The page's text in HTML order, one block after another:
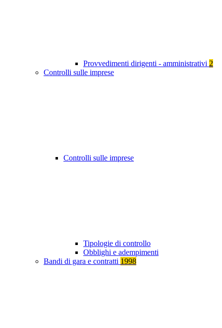
Provvedimenti dirigenti - amministrativi 2
Controlli sulle imprese
Controlli sulle imprese
Tipologie di controllo
Obblighi e adempimenti
Bandi di gara e contratti 1998